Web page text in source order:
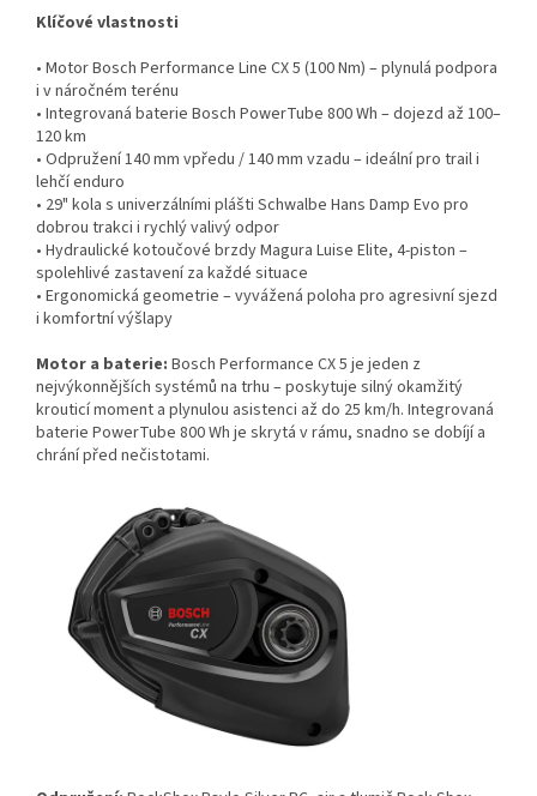
Klíčové vlastnosti
• Motor Bosch Performance Line CX 5 (100 Nm) – plynulá podpora
i v náročném terénu
• Integrovaná baterie Bosch PowerTube 800 Wh – dojezd až 100–
120 km
• Odpružení 140 mm vpředu / 140 mm vzadu – ideální pro trail i
lehčí enduro
• 29" kola s univerzálními plášti Schwalbe Hans Damp Evo pro
dobrou trakci i rychlý valivý odpor
• Hydraulické kotoučové brzdy Magura Luise Elite, 4-piston –
spolehlivé zastavení za každé situace
• Ergonomická geometrie – vyvážená poloha pro agresivní sjezd
i komfortní výšlapy
Motor a baterie: Bosch Performance CX 5 je jeden z
nejvýkonnějších systémů na trhu – poskytuje silný okamžitý
krouticí moment a plynulou asistenci až do 25 km/h. Integrovaná
baterie PowerTube 800 Wh je skrytá v rámu, snadno se dobíjí a
chrání před nečistotami.